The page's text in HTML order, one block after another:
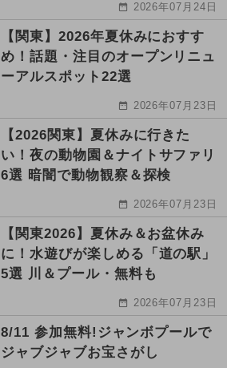
2026年07月24日
【関東】2026年夏休みにおすす
め！話題・注目のオープンリニュ
ーアルスポット22選
2026年07月23日
【2026関東】夏休みに行きた
い！夜の動物園＆ナイトサファリ
6選 暗闇で動物観察＆探検
2026年07月23日
【関東2026】夏休み＆お盆休み
に！水遊びが楽しめる「道の駅」
5選 川＆プール・無料も
2026年07月23日
8/11 参加無料!ジャンボプールで
ジャブジャブお宝さがし